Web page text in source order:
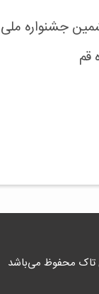
جشنواره
قم
تاک محفوظ می‌باشد